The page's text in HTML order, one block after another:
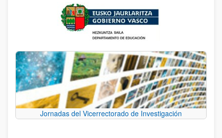
Jornadas del Vicerrectorado de Investigación